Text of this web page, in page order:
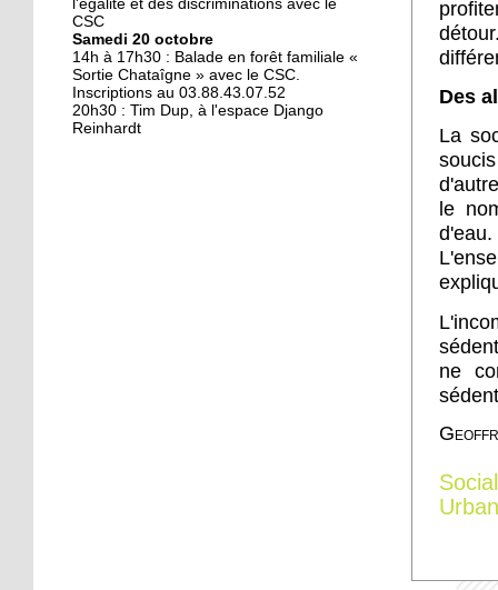
chevet du Neuhof
18 octobre 2017
Kamisa Negra : première !
l'égalité et des discriminations avec le
CSC
Samedi 20 octobre
14h à 17h30 : Balade en forêt familiale «
Sortie Chataîgne » avec le CSC.
Inscriptions au 03.88.43.07.52
20h30 : Tim Dup, à l'espace Django
Reinhardt
Des
La
le
ne
Social